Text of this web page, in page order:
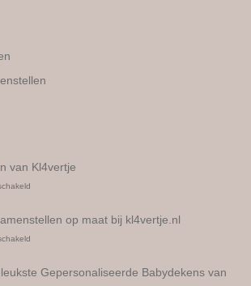
van Kl4vertje
Kl4vertje op maat bij kl4vertje.nl
op Gepersonaliseerde Babydekens van